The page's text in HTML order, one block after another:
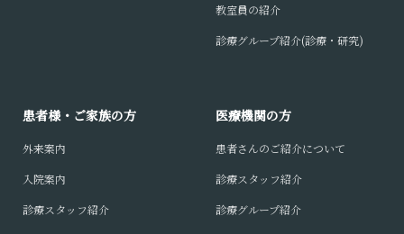
教室員の紹介
診療グループ紹介(診療・研究)
患者様・ご家族の方
外来案内
入院案内
診療スタッフ紹介
医療機関の方
患者さんのご紹介について
診療スタッフ紹介
診療グループ紹介